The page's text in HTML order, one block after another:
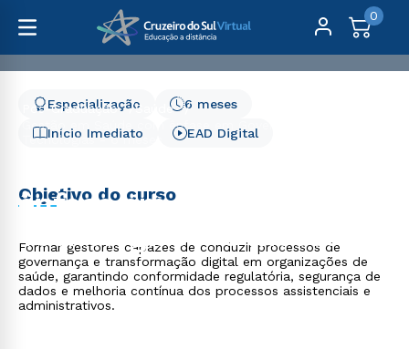
0
Pós-Graduação
Saúde
Gestão em Saúde com ênfase em Governança e
Tecnologias - 6 meses
ênfase em Governança e
Tecnologias - 6 meses
Início Imediato
6 meses
Especialização
EAD Digital
Objetivo do curso
Formar gestores capazes de conduzir processos de
governança e transformação digital em organizações de
saúde, garantindo conformidade regulatória, segurança de
dados e melhoria contínua dos processos assistenciais e
administrativos.